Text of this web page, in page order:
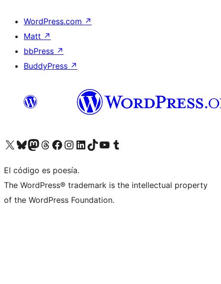
WordPress.com ↗
Matt ↗
bbPress ↗
BuddyPress ↗
Visita nuestra cuenta de X (anteriormente Twitter)
Visita nuestra cuenta de Bluesky
Visita nuestra cuenta de Mastodon
Visita nuestra cuenta de Threads
Visita nuestra página de Facebook
Visita nuestra cuenta de Instagram
Visita nuestra cuenta de LinkedIn
Visita nuestra cuenta de TikTok
Visita nuestro canal de YouTube
Visita nuestra cuenta de Tumblr
El código es poesía.
The WordPress® trademark is the intellectual property
of the WordPress Foundation.